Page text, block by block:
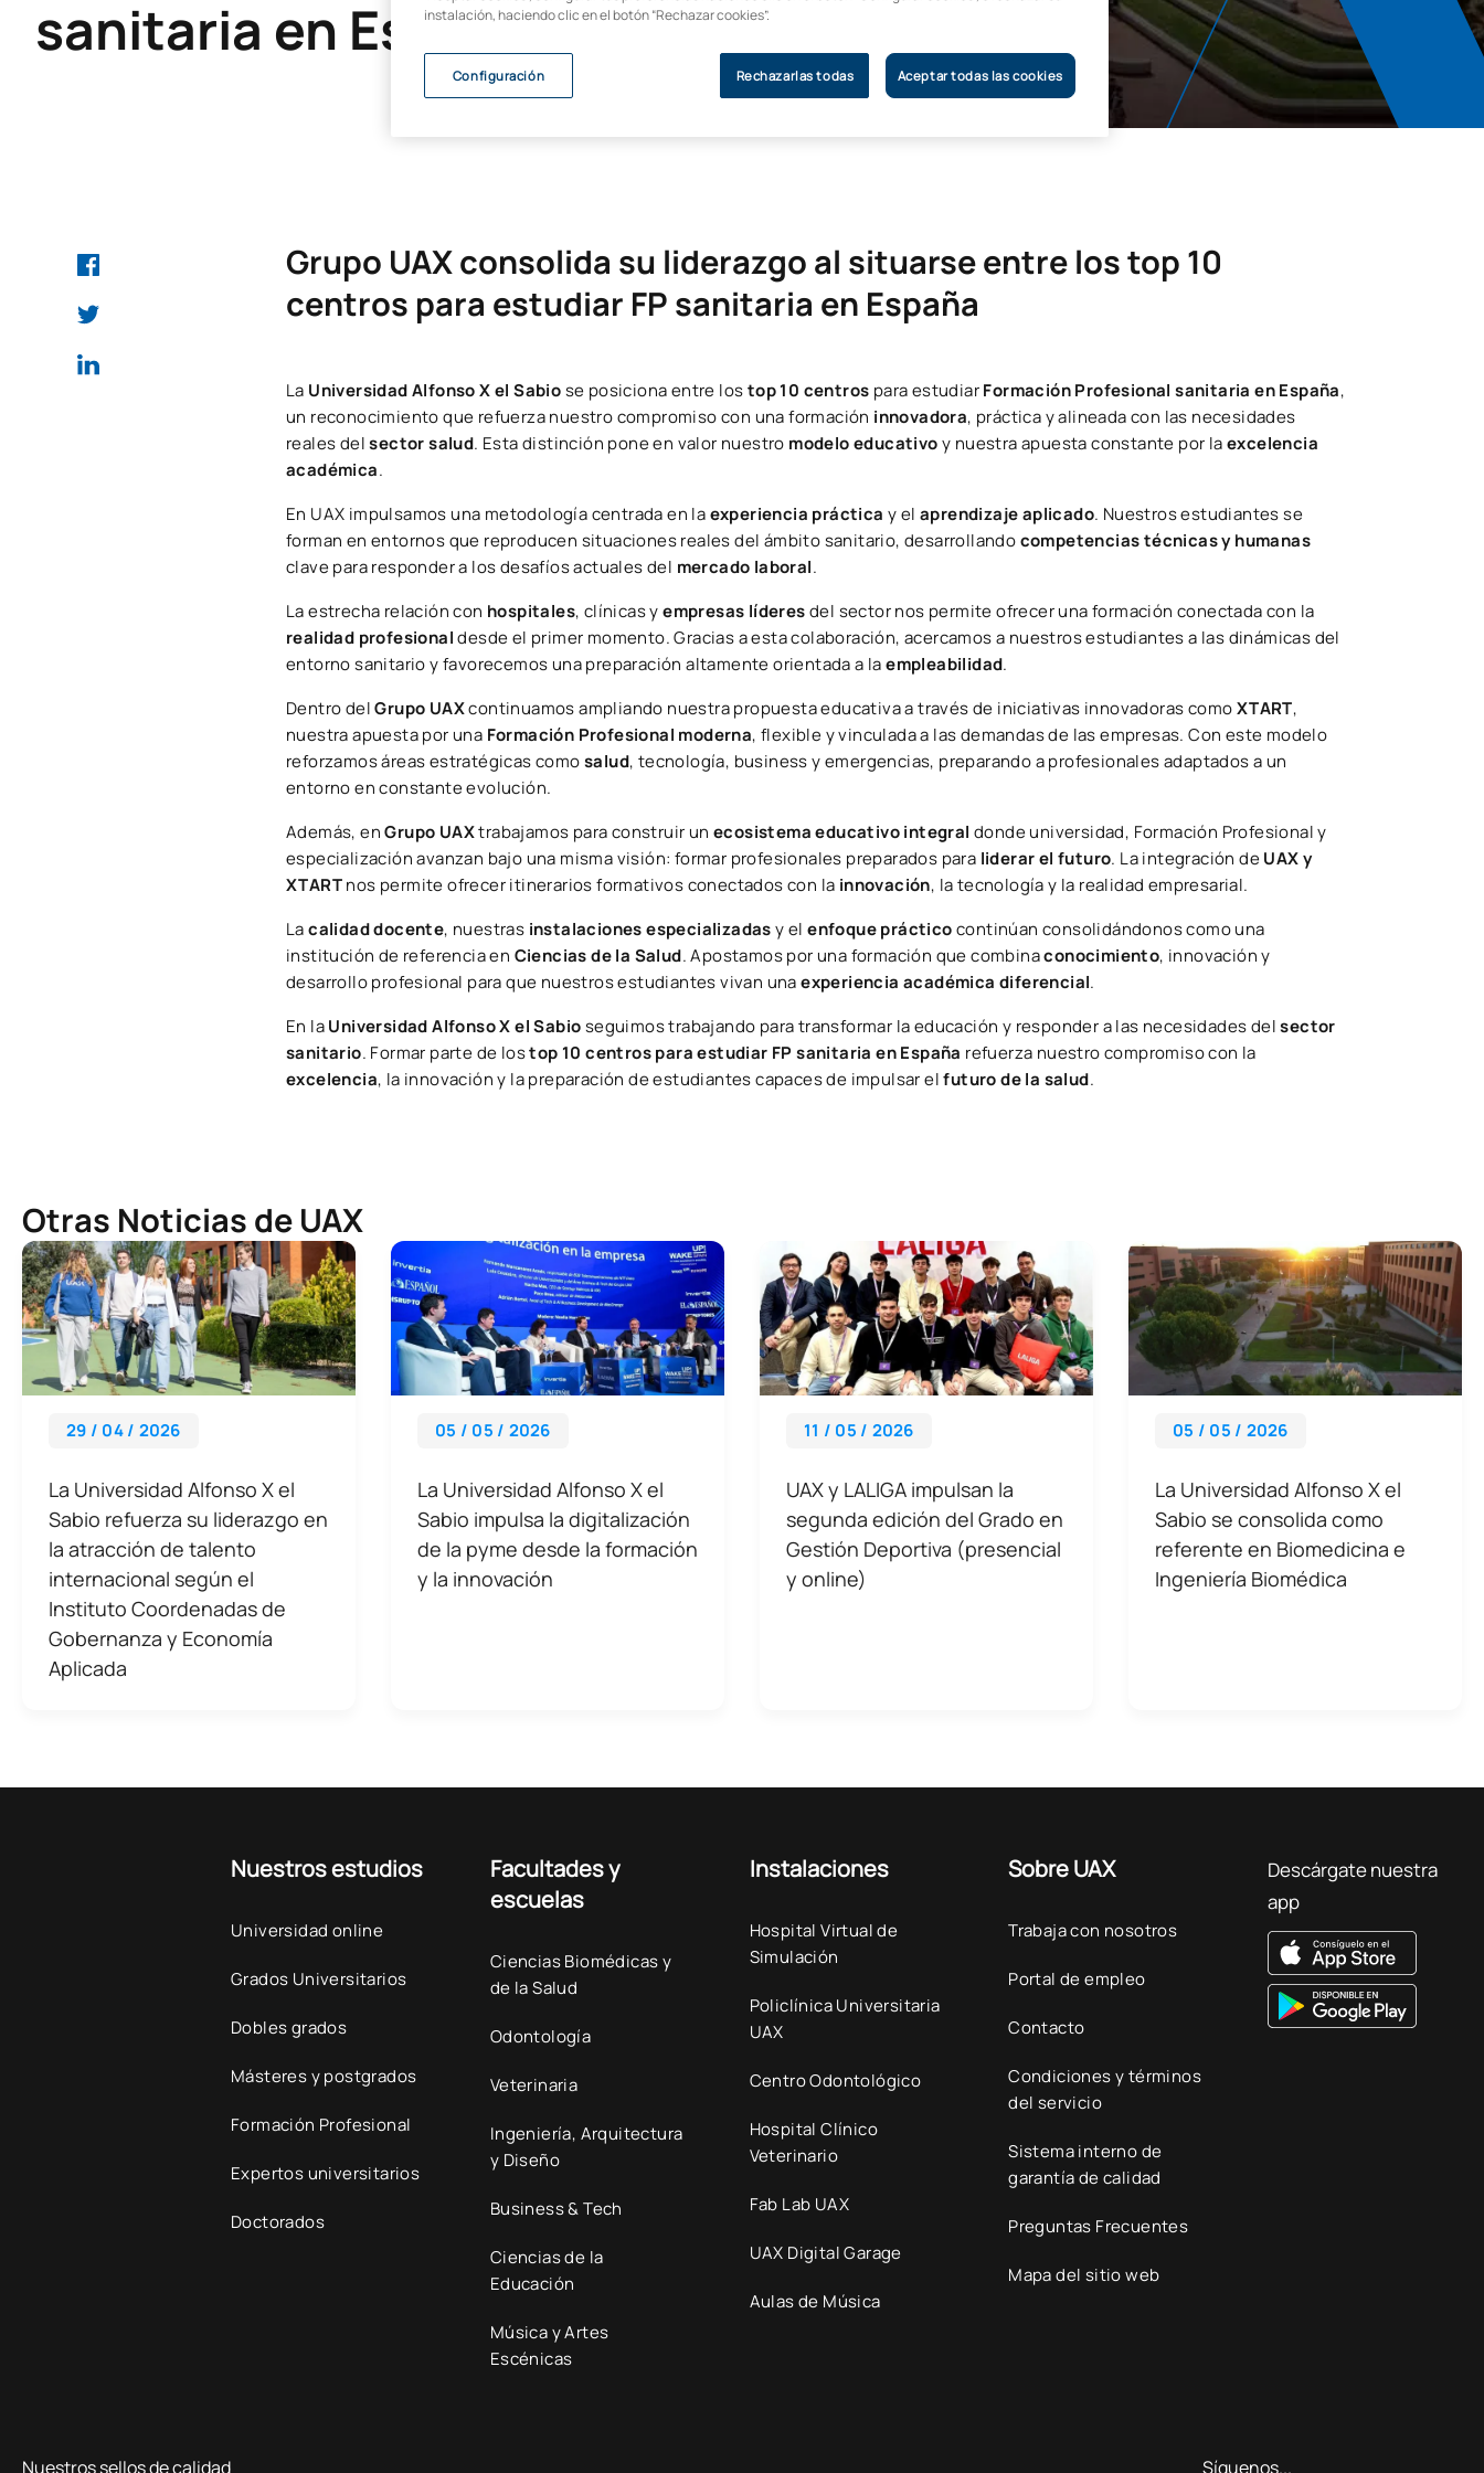
sanitaria en España
Grupo UAX consolida su liderazgo al situarse entre los top 10
centros para estudiar FP sanitaria en España
La Universidad Alfonso X el Sabiose posiciona entre lostop 10 centros para estudiarFormación Profesional sanitaria en España,
un reconocimiento que refuerza nuestro compromiso con una formación innovadora, práctica y alineada con las necesidades
reales delsector salud. Esta distinción pone en valor nuestro modelo educativoy nuestra apuesta constante por laexcelencia
académica.
En UAX impulsamos una metodología centrada en laexperiencia práctica y elaprendizaje aplicado. Nuestros estudiantes se
forman en entornos que reproducen situaciones reales del ámbito sanitario, desarrollandocompetencias técnicas y humanas
clave para responder a los desafíos actuales del mercado laboral.
La estrecha relación con hospitales, clínicas yempresas líderesdel sector nos permite ofrecer una formación conectada con la
realidad profesionaldesde el primer momento. Gracias a esta colaboración, acercamos a nuestros estudiantes a las dinámicas del
entorno sanitario y favorecemos una preparación altamente orientada a laempleabilidad.
Dentro delGrupo UAXcontinuamos ampliando nuestra propuesta educativa a través de iniciativas innovadoras comoXTART,
nuestra apuesta por una Formación Profesional moderna, flexible y vinculada a las demandas de las empresas. Con este modelo
reforzamos áreas estratégicas comosalud, tecnología, business y emergencias, preparando a profesionales adaptados a un
entorno en constante evolución.
Además, enGrupo UAXtrabajamos para construir unecosistema educativo integral donde universidad, Formación Profesional y
especialización avanzan bajo una misma visión: formar profesionales preparados para liderar el futuro. La integración deUAX y
XTARTnos permite ofrecer itinerarios formativos conectados con la innovación, la tecnología y la realidad empresarial.
Lacalidad docente, nuestras instalaciones especializadasy elenfoque prácticocontinúan consolidándonos como una
institución de referencia en Ciencias de la Salud. Apostamos por una formación que combinaconocimiento, innovación y
desarrollo profesional para que nuestros estudiantes vivan unaexperiencia académica diferencial.
En laUniversidad Alfonso X el Sabioseguimos trabajando para transformar la educación y responder a las necesidades delsector
sanitario. Formar parte de lostop 10 centros para estudiar FP sanitaria en España refuerza nuestro compromiso con la
excelencia, la innovación y la preparación de estudiantes capaces de impulsar elfuturo de la salud.
Otras Noticias de UAX
29 / 04 / 2026
La Universidad Alfonso X el
Sabio refuerza su liderazgo en
la atracción de talento
internacional según el
Instituto Coordenadas de
Gobernanza y Economía
Aplicada
05 / 05 / 2026
La Universidad Alfonso X el
Sabio impulsa la digitalización
de la pyme desde la formación
y la innovación
11 / 05 / 2026
UAX y LALIGA impulsan la
segunda edición del Grado en
Gestión Deportiva (presencial
y online)
05 / 05 / 2026
La Universidad Alfonso X el
Sabio se consolida como
referente en Biomedicina e
Ingeniería Biomédica
Nuestros estudios
Universidad online
Grados Universitarios
Dobles grados
Másteres y postgrados
Formación Profesional
Expertos universitarios
Doctorados
Facultades y
escuelas
Ciencias Biomédicas y
de la Salud
Odontología
Veterinaria
Ingeniería, Arquitectura
y Diseño
Business & Tech
Ciencias de la
Educación
Música y Artes
Escénicas
Instalaciones
Hospital Virtual de
Simulación
Policlínica Universitaria
UAX
Centro Odontológico
Hospital Clínico
Veterinario
Fab Lab UAX
UAX Digital Garage
Aulas de Música
Sobre UAX
Trabaja con nosotros
Portal de empleo
Contacto
Condiciones y términos
del servicio
Sistema interno de
garantía de calidad
Preguntas Frecuentes
Mapa del sitio web
Descárgate nuestra
app
Nuestros sellos de calidad Síguenos...
instalación, haciendo clic en el botón “Rechazar cookies”.
Rechazarlas todas Aceptar todas las cookies
Configuración